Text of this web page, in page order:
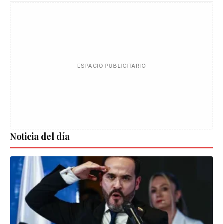
ESPACIO PUBLICITARIO
Noticia del día